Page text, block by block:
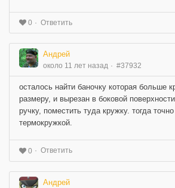
0 Ответить
Андрей
около 11 лет назад #37932
осталось найти баночку которая больше
размеру, и вырезан в боковой
ручку, поместить туда кружку. тогда
термокружкой.
0 Ответить
Андрей